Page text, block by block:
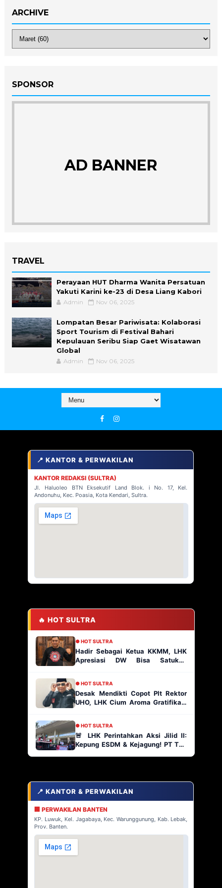
ARCHIVE
SPONSOR
AD BANNER
TRAVEL
Perayaan HUT Dharma Wanita Persatuan
Yakuti Karini ke-23 di Desa Liang Kabori
Admin Nov 06, 2025
Lompatan Besar Pariwisata: Kolaborasi
Sport Tourism di Festival Bahari
Kepulauan Seribu Siap Gaet Wisatawan
Global
Admin Nov 06, 2025
📍 KANTOR & PERWAKILAN
KANTOR REDAKSI (SULTRA)
Jl. Haluoleo BTN Eksekutif Land Blok. i No. 17, Kel.
Andonuhu, Kec. Poasia, Kota Kendari, Sultra.
🔥 HOT SULTRA
● HOT SULTRA
Hadir Sebagai Ketua KKMM, LHK
Apresiasi DW Bisa Satukan
● HOT SULTRA
Desak Mendikti Copot Plt Rektor
UHO, LHK Cium Aroma Gratifikasi
● HOT SULTRA
🚨 LHK Perintahkan Aksi Jilid II:
Kepung ESDM & Kejagung! PT TJA
📍 KANTOR & PERWAKILAN
🏢 PERWAKILAN BANTEN
KP. Luwuk, Kel. Jagabaya, Kec. Warunggunung, Kab. Lebak,
Prov. Banten.